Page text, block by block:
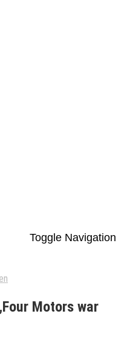
Toggle Navigation
Motors war